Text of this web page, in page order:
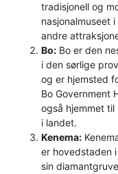
tradisjonell og
nasjonalmuseet
andre
Bo: Bo er den
i den sørlige
og er hjemsted
Bo Government
også hjemmet
i landet.
Kenema:
er hovedstaden
sin